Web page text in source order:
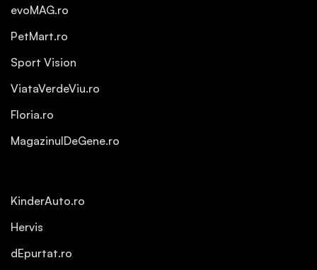
evoMAG.ro
PetMart.ro
Sport Vision
ViataVerdeViu.ro
Floria.ro
MagazinulDeGene.ro
KinderAuto.ro
Hervis
dEpurtat.ro